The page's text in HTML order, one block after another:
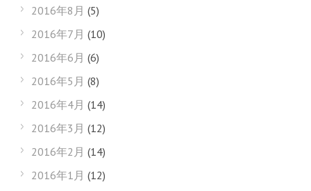
2016年8月 (5)
2016年7月 (10)
2016年6月 (6)
2016年5月 (8)
2016年4月 (14)
2016年3月 (12)
2016年2月 (14)
2016年1月 (12)